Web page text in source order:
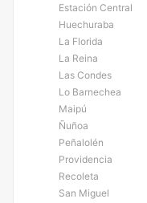
Estación Central
Huechuraba
La Florida
La Reina
Las Condes
Lo Barnechea
Maipú
Ñuñoa
Peñalolén
Providencia
Recoleta
San Miguel